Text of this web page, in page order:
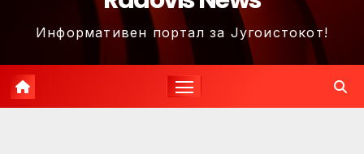
Информативен портал за Југоистокот!